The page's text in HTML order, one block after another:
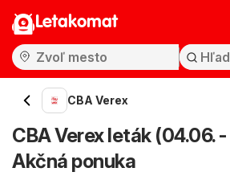
Letakomat
CBA Verex
CBA Verex leták (04.06.
Akčná ponuka